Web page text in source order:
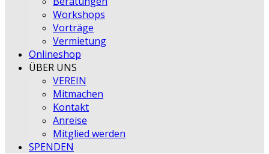
Workshops
Vorträge
Vermietung
Onlineshop
ÜBER UNS
VEREIN
Mitmachen
Kontakt
Anreise
Mitglied werden
SPENDEN